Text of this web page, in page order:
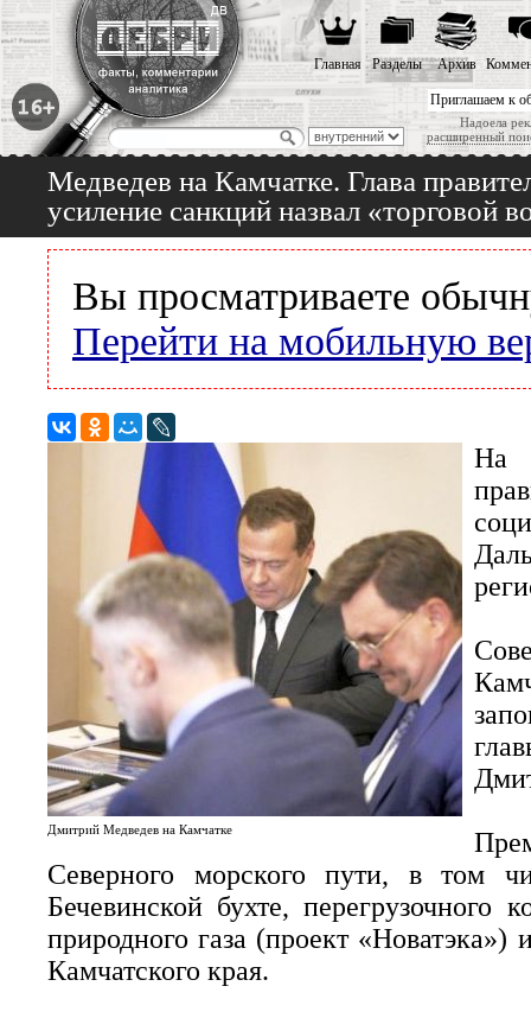
Приглашаем к
Надоела
расширенный
Главная Разделы Архив
Медведев на Камчатке. Глава
усиление санкций назвал «торговой
Вы просматриваете
Перейти на мобильную
Дмитрий Медведев на Камчатке
На
Северного морского пути, в том
Бечевинской бухте, перегрузочного
природного газа (проект
Камчатского края.